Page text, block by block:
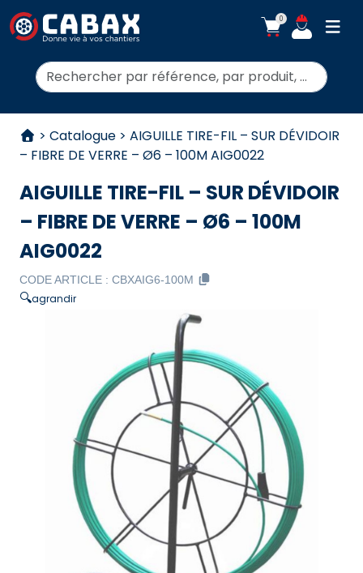
0
Rechercher:
> Catalogue > AIGUILLE TIRE-FIL – SUR DÉVIDOIR
– FIBRE DE VERRE – Ø6 – 100M AIG0022
AIGUILLE TIRE-FIL – SUR DÉVIDOIR
– FIBRE DE VERRE – Ø6 – 100M
AIG0022
CODE ARTICLE : CBXAIG6-100M
🔍